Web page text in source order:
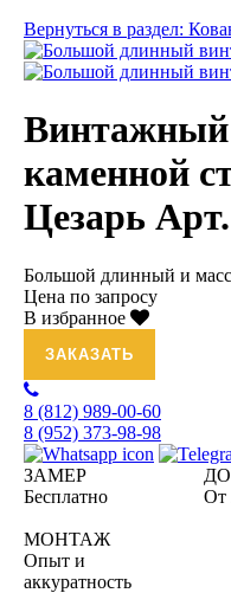
Вернуться в раздел:
Винтажный
каменной
Цезарь
Большой длинный и
Цена по запросу
В избранное
ЗАКАЗАТЬ
8 (812) 989-00-60
8 (952) 373-98-98
ЗАМЕР
Бесплатно
От
МОНТАЖ
Опыт и
аккуратность